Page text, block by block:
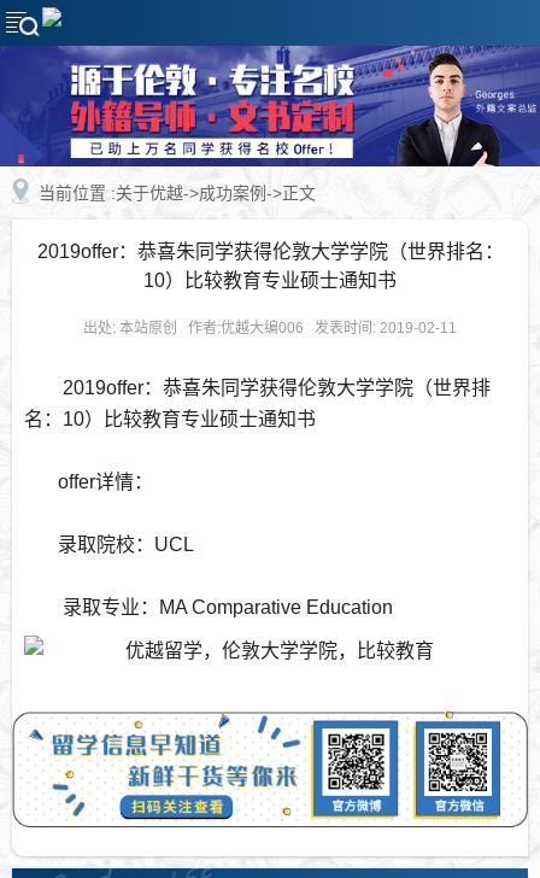
当前位置 :关于优越->成功案例->正文
2019offer：恭喜朱同学获得伦敦大学学院（世界排名：
10）比较教育专业硕士通知书
出处: 本站原创 作者:优越大编006 发表时间: 2019-02-11
2019offer： 恭喜朱同学获得伦敦大学学院（世界排
名：10）比较教育专业硕士通知书
offer详情：
录取院校： UCL
录取专业： MA Comparative Education